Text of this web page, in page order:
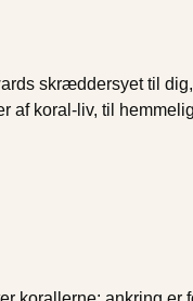
skræddersyet til
af koral-liv, til